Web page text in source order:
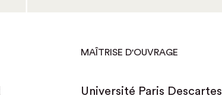
MAÎTRISE D'OUVRAGE
Université Paris Descartes